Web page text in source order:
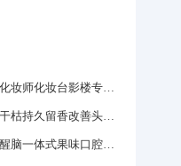
现代婚纱彩妆美容院工作室化妆师化妆台影楼专业化妆师专用梳妆台
护发精油女防毛躁柔顺修复干枯持久留香改善头发毛躁柔顺剂神器
天目山电子雾化器薄荷提神醒脑一体式果味口腔喷雾吸入式戒烟神器